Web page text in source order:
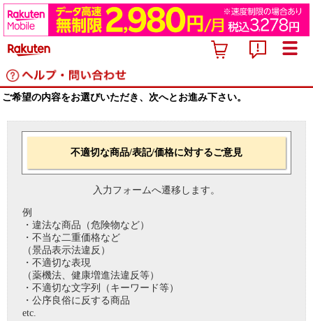
ご希望の内容をお選びいただき、次へとお進み下さい。
不適切な商品/表記/価格に対するご意見
入力フォームへ遷移します。
例
・違法な商品（危険物など）
・不当な二重価格など
（景品表示法違反）
・不適切な表現
（薬機法、健康増進法違反等）
・不適切な文字列（キーワード等）
・公序良俗に反する商品
etc.